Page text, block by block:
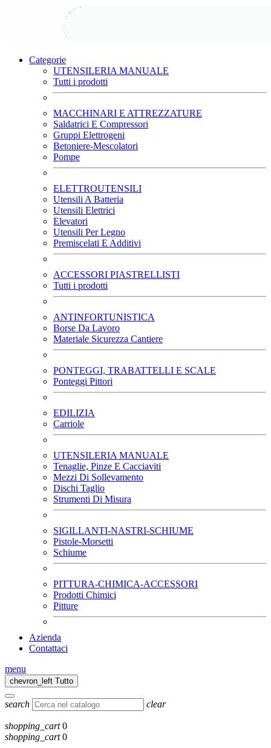
Categorie
UTENSILERIA MANUALE
Tutti i prodotti
MACCHINARI E ATTREZZATURE
Saldatrici E Compressori
Gruppi Elettrogeni
Betoniere-Mescolatori
Pompe
ELETTROUTENSILI
Utensili A Batteria
Utensili Elettrici
Elevatori
Utensili Per Legno
Premiscelati E Additivi
ACCESSORI PIASTRELLISTI
Tutti i prodotti
ANTINFORTUNISTICA
Borse Da Lavoro
Materiale Sicurezza Cantiere
PONTEGGI, TRABATTELLI E SCALE
Ponteggi Pittori
EDILIZIA
Carriole
UTENSILERIA MANUALE
Tenaglie, Pinze E Cacciaviti
Mezzi Di Sollevamento
Dischi Taglio
Strumenti Di Misura
SIGILLANTI-NASTRI-SCHIUME
Pistole-Morsetti
Schiume
PITTURA-CHIMICA-ACCESSORI
Prodotti Chimici
Pitture
Azienda
Contattaci
menu
chevron_left Tutto
search clear
shopping_cart 0
shopping_cart 0